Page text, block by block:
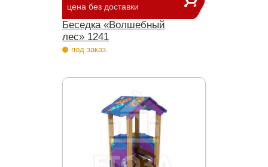
цена без доставки
Беседка «Волшебный
лес» 1241
под заказ.